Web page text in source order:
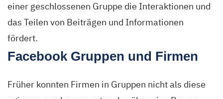
einer geschlossenen Gruppe die Interaktionen und
das Teilen von Beiträgen und Informationen
fördert.
Facebook Gruppen und Firmen
Früher konnten Firmen in Gruppen nicht als diese